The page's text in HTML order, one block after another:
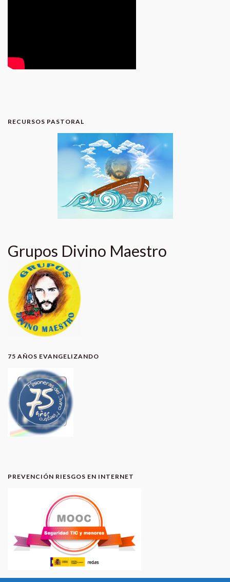
RECURSOS PASTORAL
Grupos Divino Maestro
75 AÑOS EVANGELIZANDO
PREVENCIÓN RIESGOS EN INTERNET